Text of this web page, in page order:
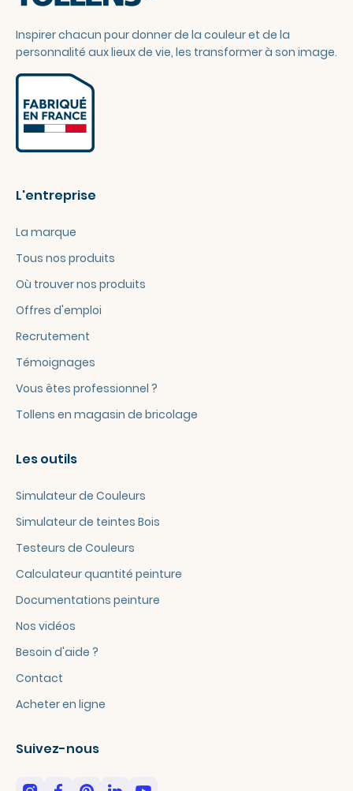
Inspirer chacun pour donner de la couleur et de la
personnalité aux lieux de vie, les transformer à son image.
L'entreprise
La marque
Tous nos produits
Où trouver nos produits
Offres d'emploi
Recrutement
Témoignages
Vous êtes professionnel ?
Tollens en magasin de bricolage
Les outils
Simulateur de Couleurs
Simulateur de teintes Bois
Testeurs de Couleurs
Calculateur quantité peinture
Documentations peinture
Nos vidéos
Besoin d'aide ?
Contact
Acheter en ligne
Suivez-nous